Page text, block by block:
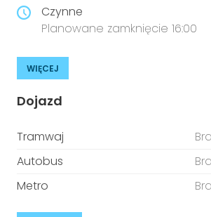
Czynne
Planowane zamknięcie 16:00
WIĘCEJ
Dojazd
Tramwaj
Autobus
Metro